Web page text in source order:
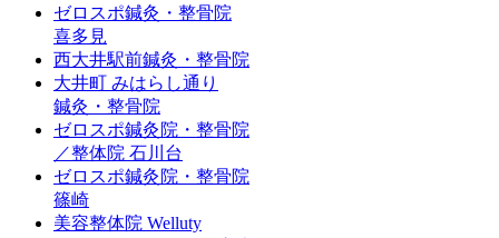
ゼロスポ鍼灸・整骨院
喜多見
西大井駅前鍼灸・整骨院
大井町 みはらし通り
鍼灸・整骨院
ゼロスポ鍼灸院・整骨院
／整体院 石川台
ゼロスポ鍼灸院・整骨院
篠崎
美容整体院 Welluty